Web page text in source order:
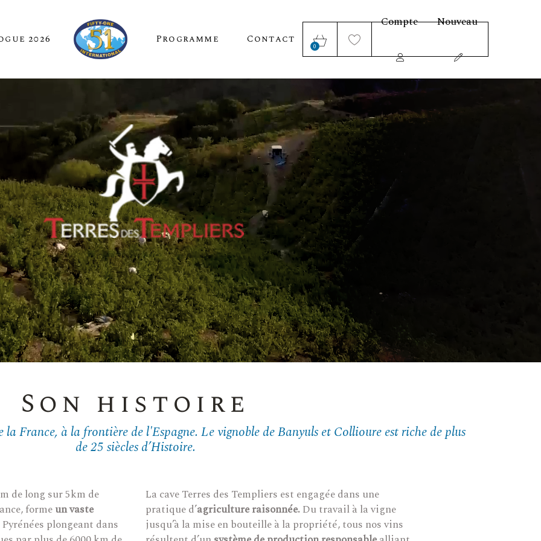
2026 Programme Contact
0
Compte Nouveau
Son histoire
la France, à la frontière de l'Espagne. Le vignoble de Banyuls et Collioure est riche de plus
de 25 siècles d’Histoire.
de long sur 5km de
formeun vaste
plongeant dans
La cave Terres des Templiers est engagée dans une
pratique d’agriculture raisonnée. Du travail à la vigne
jusqu’à la mise en bouteille à la propriété, tous nos vins